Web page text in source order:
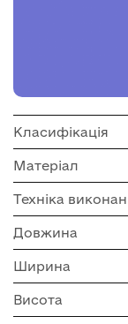
Класифікація
Матеріал
Техніка
Довжина
Ширина
Висота